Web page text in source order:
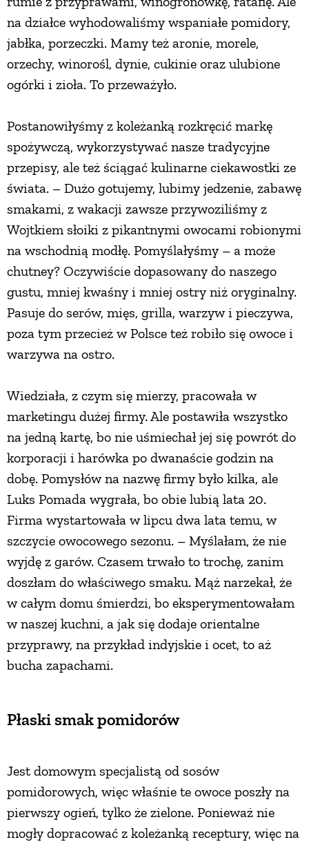
na działce wyhodowaliśmy wspaniałe pomidory,
jabłka, porzeczki. Mamy też aronie, morele,
orzechy, winorośl, dynie, cukinie oraz ulubione
ogórki i zioła. To przeważyło.
Postanowiłyśmy z koleżanką rozkręcić markę
spożywczą, wykorzystywać nasze tradycyjne
przepisy, ale też ściągać kulinarne ciekawostki ze
świata. – Dużo gotujemy, lubimy jedzenie, zabawę
smakami, z wakacji zawsze przywoziliśmy z
Wojtkiem słoiki z pikantnymi owocami robionymi
na wschodnią modłę. Pomyślałyśmy – a może
chutney? Oczywiście dopasowany do naszego
gustu, mniej kwaśny i mniej ostry niż oryginalny.
Pasuje do serów, mięs, grilla, warzyw i pieczywa,
poza tym przecież w Polsce też robiło się owoce i
warzywa na ostro.
Wiedziała, z czym się mierzy, pracowała w
marketingu dużej firmy. Ale postawiła wszystko
na jedną kartę, bo nie uśmiechał jej się powrót do
korporacji i harówka po dwanaście godzin na
dobę. Pomysłów na nazwę firmy było kilka, ale
Luks Pomada wygrała, bo obie lubią lata 20.
Firma wystartowała w lipcu dwa lata temu, w
szczycie owocowego sezonu. – Myślałam, że nie
wyjdę z garów. Czasem trwało to trochę, zanim
doszłam do właściwego smaku. Mąż narzekał, że
w całym domu śmierdzi, bo eksperymentowałam
w naszej kuchni, a jak się dodaje orientalne
przyprawy, na przykład indyjskie i ocet, to aż
bucha zapachami.
Płaski smak pomidorów
Jest domowym specjalistą od sosów
pomidorowych, więc właśnie te owoce poszły na
pierwszy ogień, tylko że zielone. Ponieważ nie
mogły dopracować z koleżanką receptury, więc na